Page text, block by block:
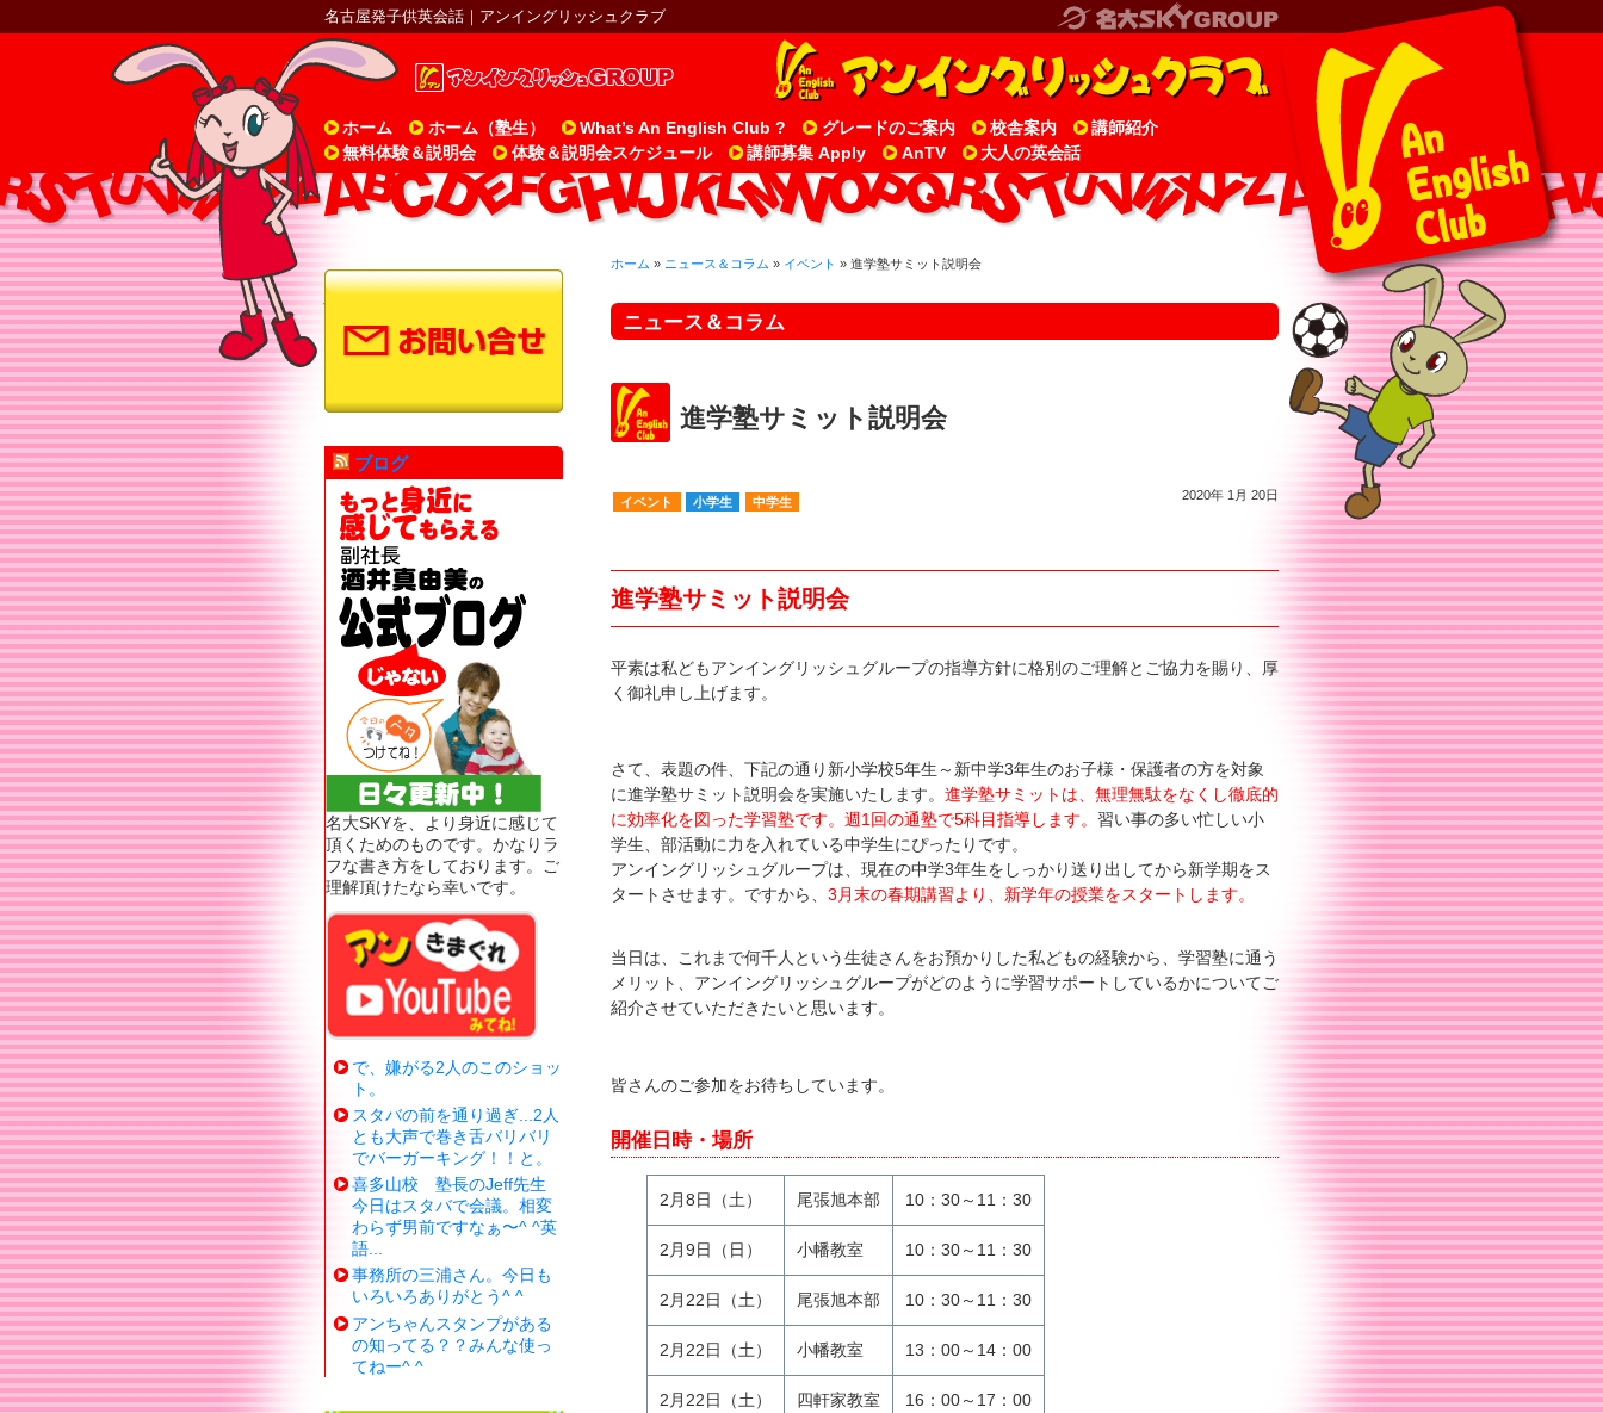
名古屋発子供英会話｜アンイングリッシュクラブ
ホーム ホーム（塾生） What’s An English Club ? グレードのご案内 校舎案内
講師紹介
無料体験＆説明会
体験＆説明会スケジュール 講師募集 Apply AnTV 大人の英会話
ブログ
名大SKYを、より身近に感じて
頂くためのものです。かなりラ
フな書き方をしております。ご
理解頂けたなら幸いです。
で、嫌がる2人のこのショッ
ト。
スタバの前を通り過ぎ...2人
とも大声で巻き舌バリバリ
でバーガーキング！！と。
喜多山校 塾長のJeff先生
今日はスタバで会議。相変
わらず男前ですなぁ〜^ ^英
語...
事務所の三浦さん。今日も
いろいろありがとう^ ^
アンちゃんスタンプがある
の知ってる？？みんな使っ
てねー^ ^
ホーム » ニュース＆コラム » イベント » 進学塾サミット説明会
ニュース＆コラム
進学塾サミット説明会
イベント 小学生 中学生 2020年 1月 20日
進学塾サミット説明会
平素は私どもアンイングリッシュグループの指導方針に格別のご理解とご協力を賜り、厚
く御礼申し上げます。
さて、表題の件、下記の通り新小学校5年生～新中学3年生のお子様・保護者の方を対象
に進学塾サミット説明会を実施いたします。 進学塾サミットは、無理無駄をなくし徹底的
に効率化を図った学習塾です。週1回の通塾で5科目指導します。 習い事の多い忙しい小
学生、部活動に力を入れている中学生にぴったりです。
アンイングリッシュグループは、現在の中学3年生をしっかり送り出してから新学期をス
タートさせます。ですから、 3月末の春期講習より、新学年の授業をスタートします。
当日は、これまで何千人という生徒さんをお預かりした私どもの経験から、学習塾に通う
メリット、アンイングリッシュグループがどのように学習サポートしているかについてご
紹介させていただきたいと思います。
皆さんのご参加をお待ちしています。
開催日時・場所
2月8日（土） 尾張旭本部 10：30～11：30
2月9日（日） 小幡教室 10：30～11：30
2月22日（土） 尾張旭本部 10：30～11：30
2月22日（土） 小幡教室 13：00～14：00
2月22日（土） 四軒家教室 16：00～17：00